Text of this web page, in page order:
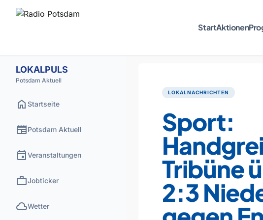
StartAktionen
LOKALPULS
Potsdam Aktuell
home Startseite
newspaperPotsdam Aktuell
eventVeranstaltungen
workJobticker
cloudWetter
LOKALNACHRICHTEN
Sport:
Tribüne
2:3